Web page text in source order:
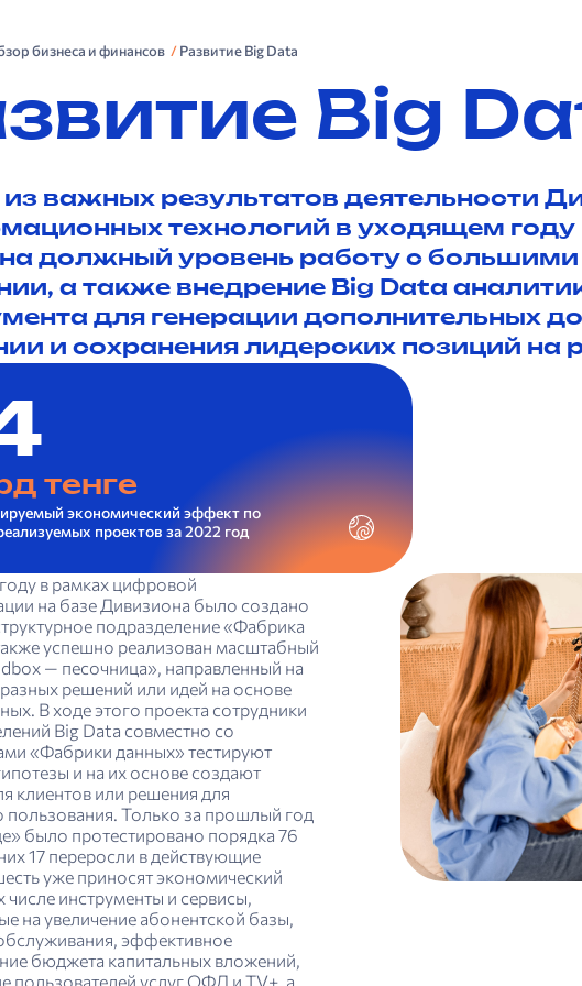
бизнеса и финансов Развитие Big Data
Big
важных результатов деятельности
технологий в уходящем
должный уровень работу с
а также внедрение Big Data
для генерации дополнительных
и сохранения лидерских позиций на
тенге
экономический эффект по
проектов за 2022 год
в рамках цифровой
на базе Дивизиона было создано
подразделение «Фабрика
успешно реализован масштабный
— песочница», направленный на
решений или идей на основе
В ходе этого проекта сотрудники
Big Data совместно со
«Фабрики данных» тестируют
и на их основе создают
клиентов или решения для
пользования. Только за прошлый год
было протестировано порядка 76
17 переросли в действующие
уже приносят экономический
числе инструменты и сервисы,
на увеличение абонентской базы,
эффективное
бюджета капитальных вложений,
пользователей услуг ОФД и TV+, а